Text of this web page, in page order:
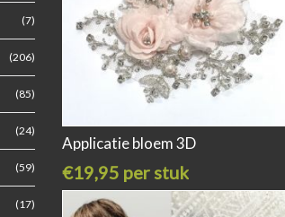
(7)
(206)
(85)
(24)
(59)
(17)
Applicatie bloem 3D
€19,95 per stuk